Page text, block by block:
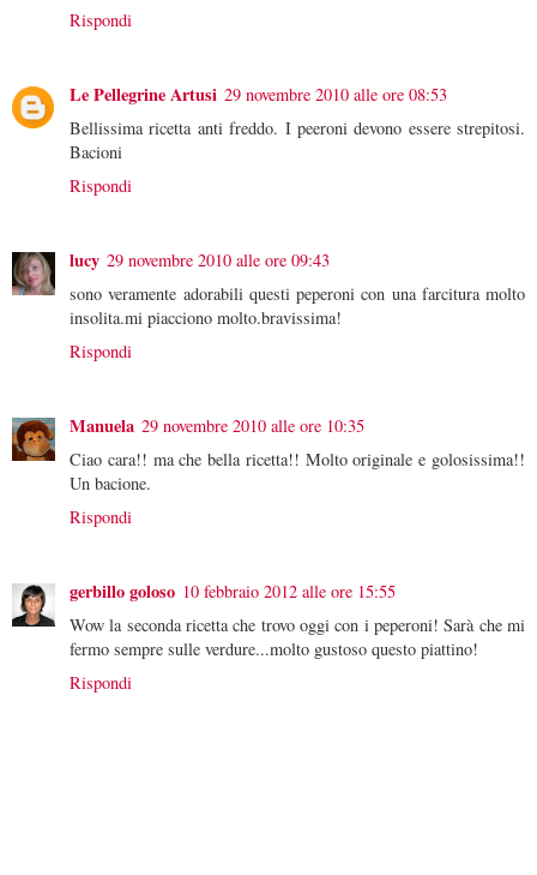
Rispondi
Le Pellegrine Artusi 29 novembre 2010 alle ore 08:53
Bellissima ricetta anti freddo. I peeroni devono essere strepitosi.
Bacioni
Rispondi
lucy 29 novembre 2010 alle ore 09:43
sono veramente adorabili questi peperoni con una farcitura molto
insolita.mi piacciono molto.bravissima!
Rispondi
Manuela 29 novembre 2010 alle ore 10:35
Ciao cara!! ma che bella ricetta!! Molto originale e golosissima!!
Un bacione.
Rispondi
gerbillo goloso 10 febbraio 2012 alle ore 15:55
Wow la seconda ricetta che trovo oggi con i peperoni! Sarà che mi
fermo sempre sulle verdure...molto gustoso questo piattino!
Rispondi